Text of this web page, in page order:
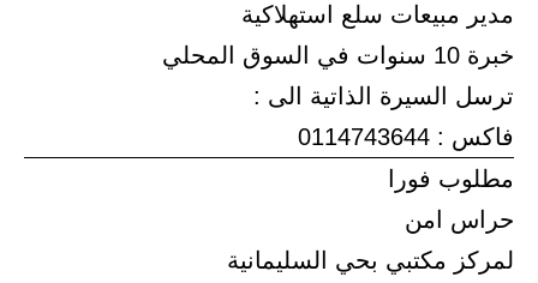
مدير مبيعات سلع استهلاكية
خبرة 10 سنوات في السوق المحلي
ترسل السيرة الذاتية الى :
فاكس : 0114743644
مطلوب فورا
حراس امن
لمركز مكتبي بحي السليمانية